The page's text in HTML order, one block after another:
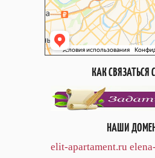
КАК СВЯЗАТЬСЯ
НАШИ
elit-apartament.ru